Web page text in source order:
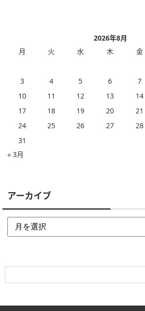
2026年8月
月
火 水 木 金
3
4 5 6 7
10
11 12 13 14
17
18 19 20 21
24
25 26 27 28
31
« 3月
アーカイブ